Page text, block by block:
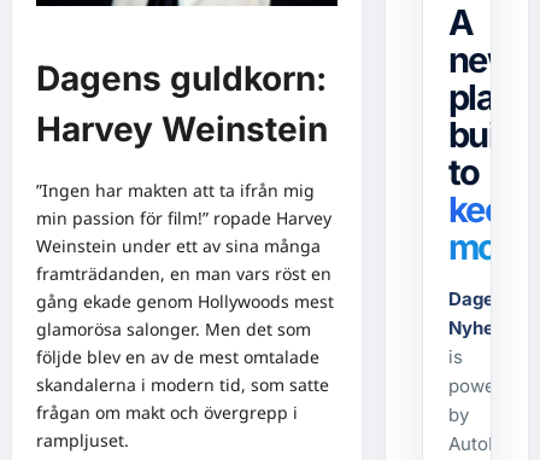
Dagens guldkorn:
Harvey Weinstein
”Ingen har makten att ta ifrån mig
min passion för film!” ropade Harvey
Weinstein under ett av sina många
framträdanden, en man vars röst en
gång ekade genom Hollywoods mest
glamorösa salonger. Men det som
följde blev en av de mest omtalade
skandalerna i modern tid, som satte
frågan om makt och övergrepp i
rampljuset.
A
news
built
to
keep
Dagens-
is
powered
by
AutoPost,